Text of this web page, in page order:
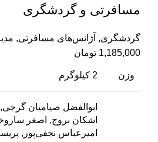
مسافرتی و گردشگری
گردشگری, آژانس‌های مسافرتی,
1,185,000 تومان
وزن 2 کیلوگرم
ابوالفضل صیامیان
اشکان بروج, اصغر
امیرعباس نجفی‌پور,